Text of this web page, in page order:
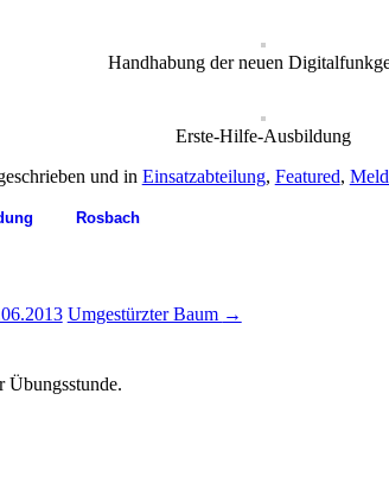
Handhabung der neuen
Erste-Hilfe-Ausbildung
und in Einsatzabteilung, Featured,
Rosbach
Umgestürzter Baum →
Übungsstunde.